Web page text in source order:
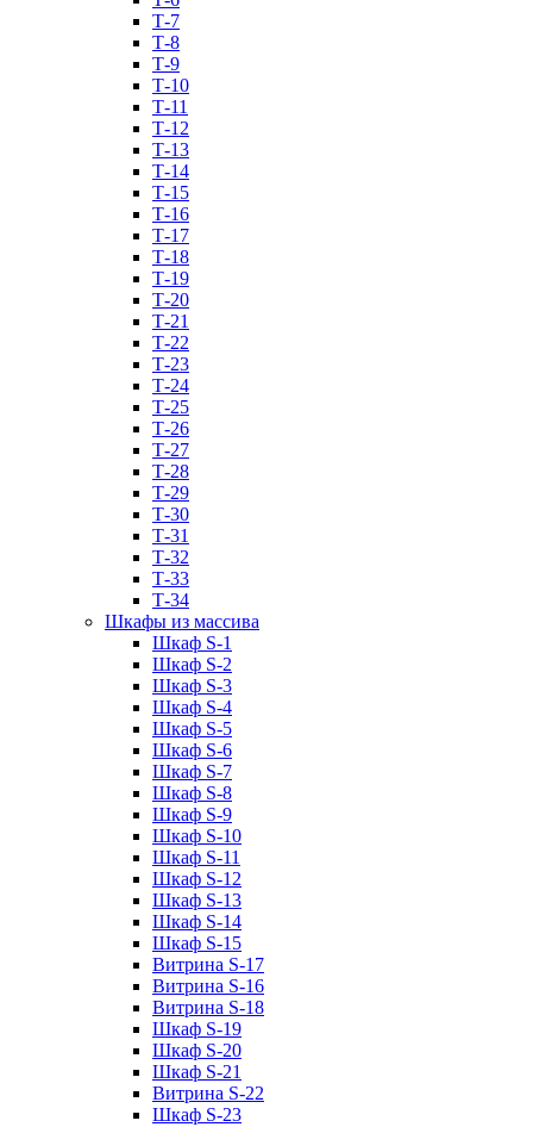
Т-7
Т-8
Т-9
Т-10
Т-11
Т-12
Т-13
Т-14
Т-15
Т-16
Т-17
Т-18
Т-19
Т-20
Т-21
Т-22
Т-23
Т-24
Т-25
Т-26
Т-27
Т-28
Т-29
Т-30
Т-31
Т-32
Т-33
Т-34
Шкафы из массива
Шкаф S-1
Шкаф S-2
Шкаф S-3
Шкаф S-4
Шкаф S-5
Шкаф S-6
Шкаф S-7
Шкаф S-8
Шкаф S-9
Шкаф S-10
Шкаф S-11
Шкаф S-12
Шкаф S-13
Шкаф S-14
Шкаф S-15
Витрина S-17
Витрина S-16
Витрина S-18
Шкаф S-19
Шкаф S-20
Шкаф S-21
Витрина S-22
Шкаф S-23